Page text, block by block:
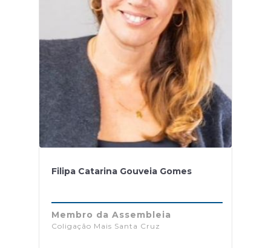
Filipa Catarina Gouveia Gomes
Membro da Assembleia
Coligação Mais Santa Cruz